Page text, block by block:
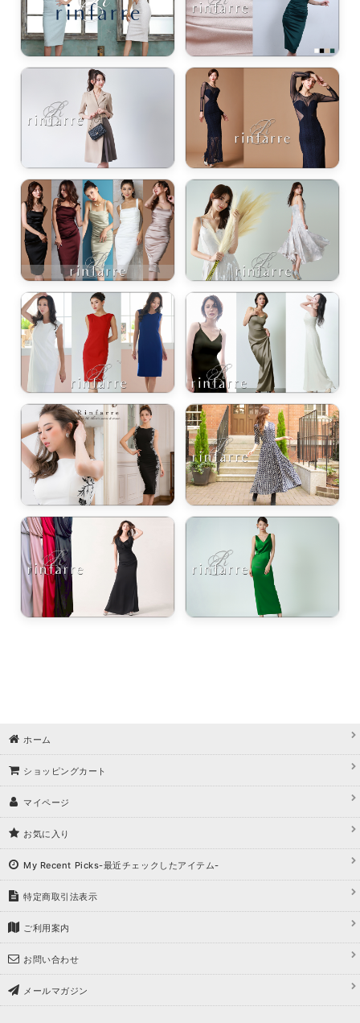
立てる一着。
ピース
、自分らしく、美しく。-
エレガンスをひとさじー
エット。 夏の視線を独り占めする「夏の主役ラップロングドレス」
ホーム
ショッピングカート
マイページ
お気に入り
My Recent Picks-最近チェックしたアイテム-
特定商取引法表示
ご利用案内
お問い合わせ
メールマガジン